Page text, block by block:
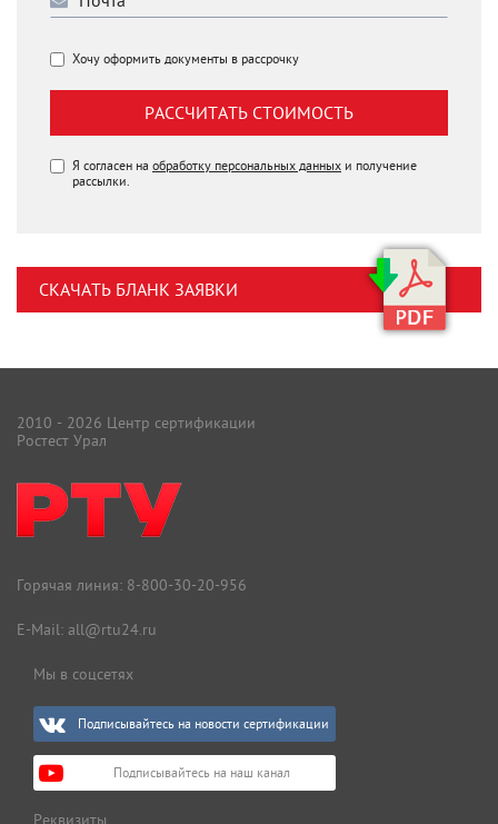
Хочу оформить документы в рассрочку
РАССЧИТАТЬ СТОИМОСТЬ
Я согласен на обработку персональных данных и получение
рассылки.
СКАЧАТЬ БЛАНК ЗАЯВКИ
2010 - 2026 Центр сертификации
Ростест Урал
Горячая линия: 8-800-30-20-956
E-Mail: all@rtu24.ru
Мы в соцсетях
Подписывайтесь на новости сертификации
Подписывайтесь на наш канал
Реквизиты